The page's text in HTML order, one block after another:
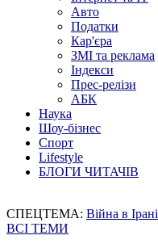
Авто
Податки
Кар'єра
ЗМІ та реклама
Індекси
Прес-релізи
АБК
Наука
Шоу-бізнес
Спорт
Lifestyle
БЛОГИ ЧИТАЧІВ
СПЕЦТЕМА: Війна в Ірані
ВСІ ТЕМИ